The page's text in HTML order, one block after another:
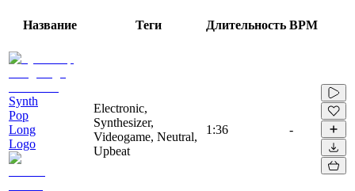
Название Теги Длительность BPM
Synth
Pop
Long
Logo
Electronic,
Synthesizer,
Videogame, Neutral,
Upbeat
1:36 -